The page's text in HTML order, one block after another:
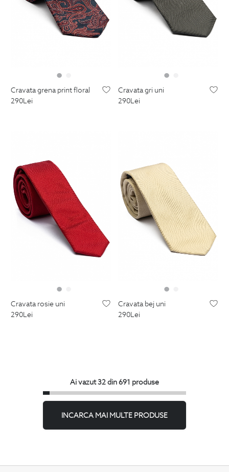
cravata grena print floral
290Lei
cravata gri uni
290Lei
cravata rosie uni
290Lei
cravata bej uni
290Lei
Ai vazut 32 din 691 produse
INCARCA MAI MULTE PRODUSE